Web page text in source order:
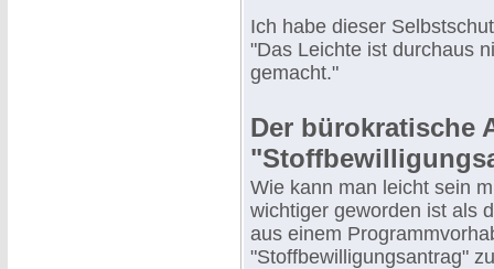
Ich habe dieser
"Das Leichte ist durchaus
gemacht."
Der bürokratische
Wie kann man leicht sein
wichtiger geworden ist als
aus einem
"Stoffbewilligungsantrag"